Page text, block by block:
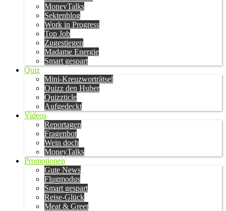
MoneyTalks
Sektenblog
Work in Progress
Top Job
Zugestiegen
Madame Energie
Smart gespart
Quiz
Mini-Kreuzworträtsel
Quizz den Huber
Quizzticle
Aufgedeckt
Videos
Reportagen
Fragenbot
Wein doch
MoneyTalks
Promotionen
Gute News
Flugmodus
Smart gespart
Reise-Glück
Meat & Greet